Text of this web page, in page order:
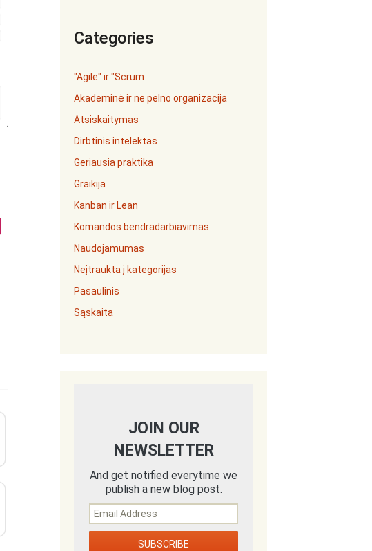
Categories
"Agile" ir "Scrum
Akademinė ir ne pelno organizacija
Atsiskaitymas
Dirbtinis intelektas
Geriausia praktika
Graikija
Kanban ir Lean
Komandos bendradarbiavimas
Naudojamumas
Neįtraukta į kategorijas
Pasaulinis
Sąskaita
JOIN OUR
NEWSLETTER
And get notified everytime we
publish a new blog post.